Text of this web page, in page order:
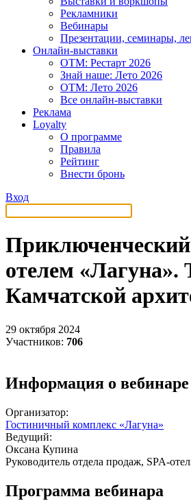
Рекламники
Вебинары
Презентации, семинары,
Онлайн-выставки
OTM: Рестарт 2026
Знай наше: Лето 2026
OTM: Лето 2026
Все онлайн-выставки
Реклама
Loyalty
О программе
Правила
Рейтинг
Внести бронь
Вход
отелем «Лагуна».
Камчатской
29 октября 2024
Участников: 706
Информация о вебинаре
Организатор:
Гостиничный комплекс «Лагуна»
Ведущий:
Оксана Купина
Руководитель отдела продаж, SPA-
Программа вебинара